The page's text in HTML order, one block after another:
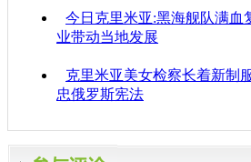
今日克里米亚:黑海舰队满血
业带动当地发展
克里米亚美女检察长着新制
忠俄罗斯宪法